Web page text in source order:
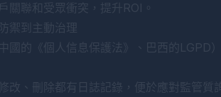
關聯和受眾衝突，提升ROI。
禦到主動治理
國的《個人信息保護法》、巴西的LGPD
改、刪除都有日誌記錄，便於應對監管質詢